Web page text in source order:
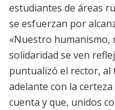
estudiantes de áreas
se esfuerzan por
«Nuestro humanismo,
solidaridad se ven
puntualizó el rector, al
adelante con la
cuenta y que, unidos